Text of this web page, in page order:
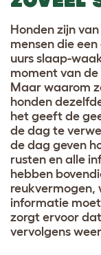
Honden zijn
mensen die
uurs slaap-
moment van
Maar waarom
honden
het geeft de
de dag te
de dag geven
rusten en alle
hebben
reukvermogen,
informatie
zorgt ervoor
vervolgens